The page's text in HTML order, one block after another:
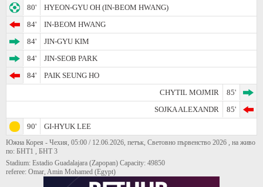
80'
HYEON-GYU OH (IN-BEOM HWANG)
84'
IN-BEOM HWANG
84'
JIN-GYU KIM
84'
JIN-SEOB PARK
84'
PAIK SEUNG HO
CHYTIL MOJMIR
85'
SOJKA ALEXANDR
85'
90'
GI-HYUK LEE
Южна Корея - Чехия, 05:00 / 12.06.2026, петък, Световно първенство 2026 , на живо
по: БНТ1 , БНТ 3
Stadium: Estadio Guadalajara (Zapopan) Capacity: 49850
referee: Omar, Amin Mohamed (Egypt)